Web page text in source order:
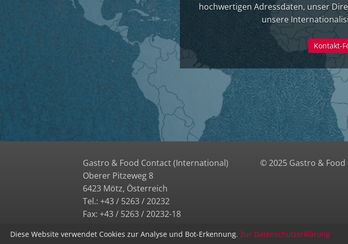
hochwertigen Adressdaten, unser
unsere
Kontakt-
Gastro & Food Contact (International)
Oberer Pitzeweg 8
6423 Mötz, Österreich
Tel.: +43 / 5263 / 20232
Fax: +43 / 5263 / 20232-18
© 2025 Gastro & Food
Diese Website verwendet Cookies zur Analyse und Bot-Erkennung. Zur Datenschutzerklärung